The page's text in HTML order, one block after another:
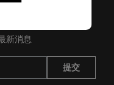
新消息
提交